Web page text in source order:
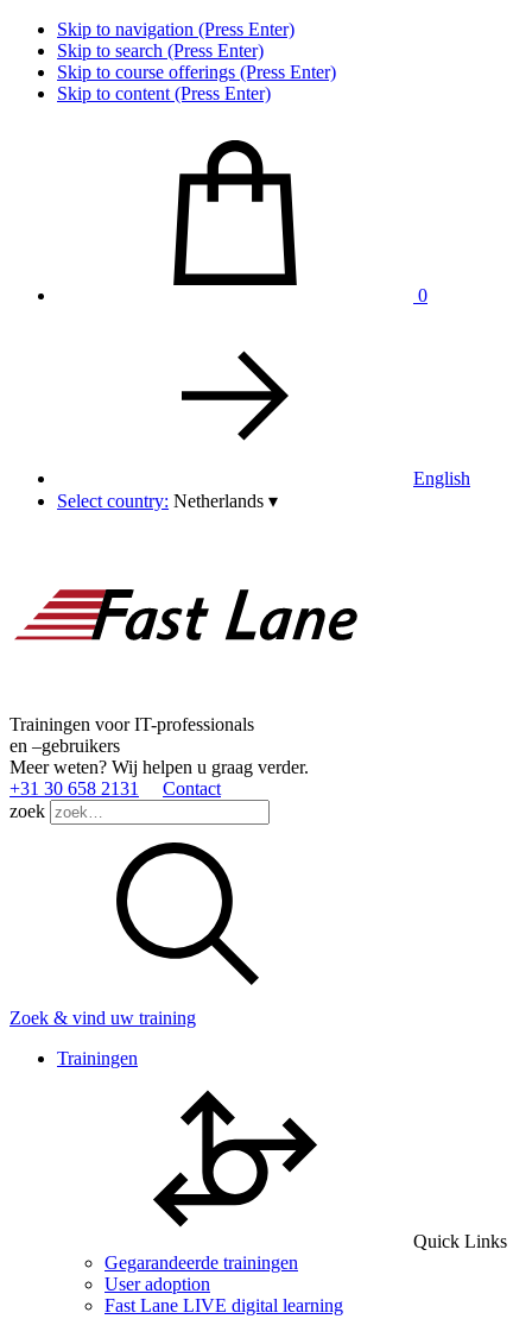
Skip to navigation (Press Enter)
Skip to search (Press Enter)
Skip to course offerings (Press Enter)
Skip to content (Press Enter)
0
English
Select country: Netherlands ▾
Trainingen voor IT-professionals
en –gebruikers
Meer weten? Wij helpen u graag verder.
+31 30 658 2131
Contact
zoek
Zoek & vind uw training
Trainingen
Quick Links
Gegarandeerde trainingen
User adoption
Fast Lane LIVE digital learning